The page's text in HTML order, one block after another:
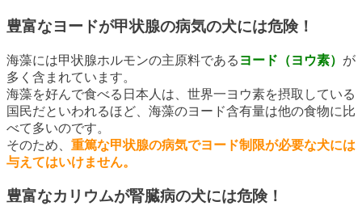
豊富なヨードが甲状腺の病気の犬には危険！
海藻には甲状腺ホルモンの主原料である ヨード（ヨウ素） が
多く含まれています。
海藻を好んで食べる日本人は、世界一ヨウ素を摂取している
国民だといわれるほど、海藻のヨード含有量は他の食物に比
べて多いのです。
そのため、 重篤な甲状腺の病気でヨード制限が必要な犬には
与えてはいけません。
豊富なカリウムが腎臓病の犬には危険！